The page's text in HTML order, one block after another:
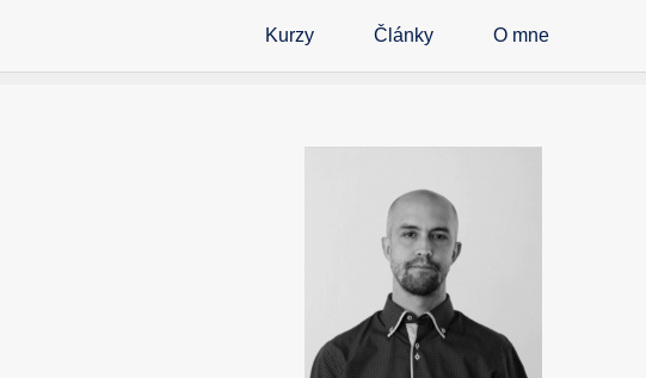
Kurzy Články O mne